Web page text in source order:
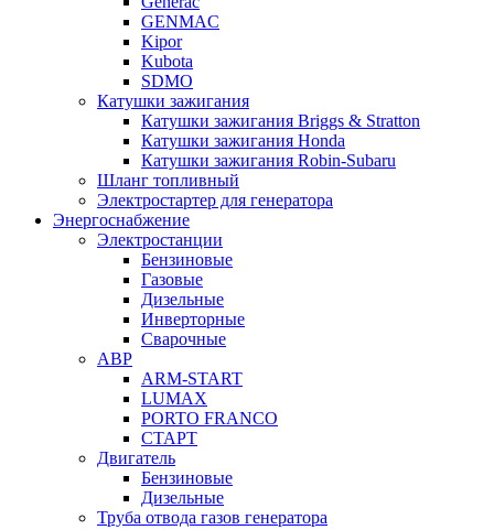
GENMAC
Kipor
Kubota
SDMO
Катушки зажигания
Катушки зажигания Briggs & Stratton
Катушки зажигания Honda
Катушки зажигания Robin-Subaru
Шланг топливный
Электростартер для генератора
Энергоснабжение
Электростанции
Бензиновые
Газовые
Дизельные
Инверторные
Сварочные
АВР
ARM-START
LUMAX
PORTO FRANCO
СТАРТ
Двигатель
Бензиновые
Дизельные
Труба отвода газов генератора